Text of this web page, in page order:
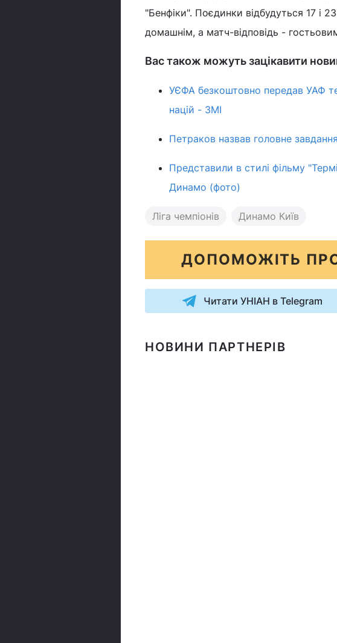
"Бенфіки". Поєдинки відбудуться 17 і
домашнім, а матч-відповідь -
Вас також можуть зацікавити
УЄФА безкоштовно передав УАФ
націй - ЗМІ
Петраков назвав головне
Представили в стилі фільму
Динамо (фото)
Ліга чемпіонів Динамо Київ
ДОПОМОЖІТЬ
Читати УНІАН в Telegram
НОВИНИ ПАРТНЕРІВ